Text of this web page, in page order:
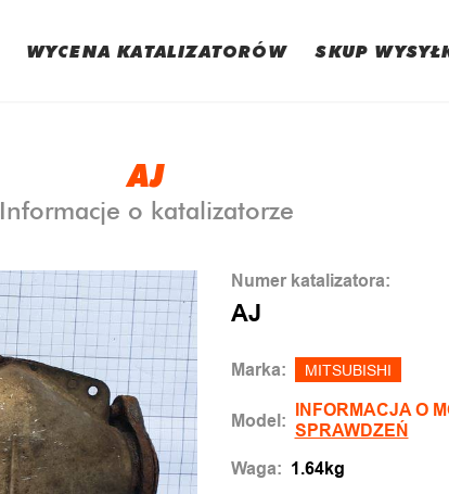
WYCENA KATALIZATORÓW SKUP
AJ
Informacje o katalizatorze
Numer katalizatora:
AJ
Marka: MITSUBISHI
Model:
INFORMACJA O
SPRAWDZEŃ
Waga: 1.64kg